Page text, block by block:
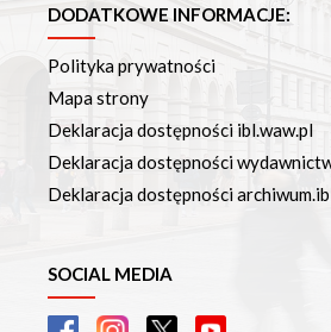
DODATKOWE INFORMACJE:
Polityka prywatności
Mapa strony
Deklaracja dostępności ibl.waw.pl
Deklaracja dostępności
Deklaracja dostępności
SOCIAL MEDIA